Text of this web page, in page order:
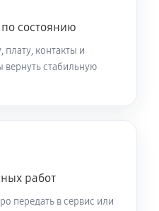
состоянию
контакты и
вернуть стабильную
работ
передать в сервис или